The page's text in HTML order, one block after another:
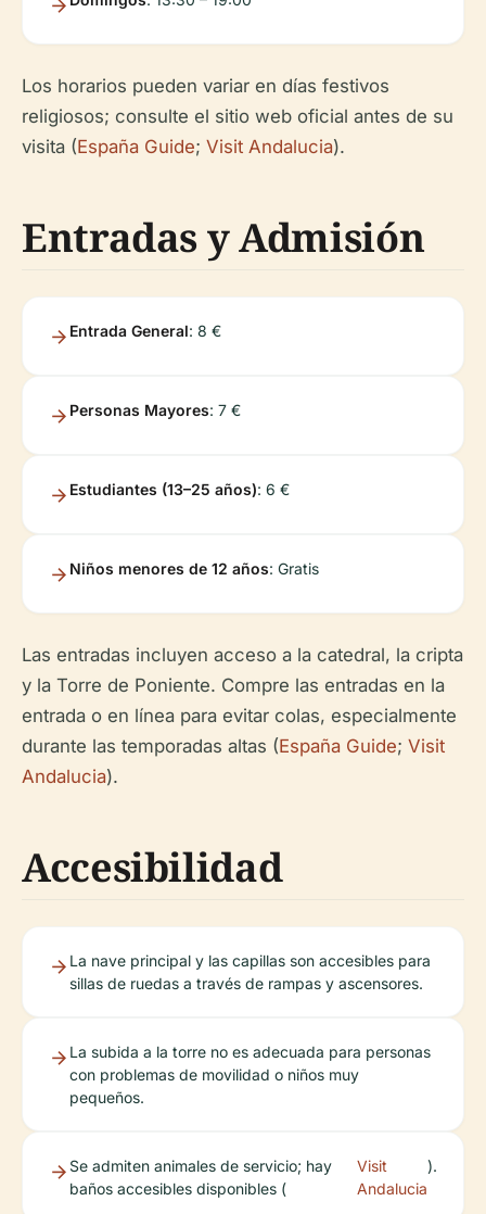
Los horarios pueden variar en días festivos
religiosos; consulte el sitio web oficial antes de su
visita (España Guide; Visit Andalucia).
Entradas y Admisión
Entrada General: 8 €
Personas Mayores: 7 €
Estudiantes (13–25 años): 6 €
Niños menores de 12 años: Gratis
Las entradas incluyen acceso a la catedral, la cripta
y la Torre de Poniente. Compre las entradas en la
entrada o en línea para evitar colas, especialmente
durante las temporadas altas (España Guide; Visit
Andalucia).
Accesibilidad
La nave principal y las capillas son accesibles para
sillas de ruedas a través de rampas y ascensores.
La subida a la torre no es adecuada para personas
con problemas de movilidad o niños muy
pequeños.
Se admiten animales de servicio; hay
baños accesibles disponibles (
Visit
Andalucia
).